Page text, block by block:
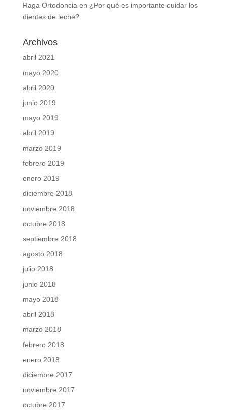
Raga Ortodonciaen ¿Por qué es importante cuidar los
dientes de leche?
Archivos
abril 2021
mayo 2020
abril 2020
junio 2019
mayo 2019
abril 2019
marzo 2019
febrero 2019
enero 2019
diciembre 2018
noviembre 2018
octubre 2018
septiembre 2018
agosto 2018
julio 2018
junio 2018
mayo 2018
abril 2018
marzo 2018
febrero 2018
enero 2018
diciembre 2017
noviembre 2017
octubre 2017